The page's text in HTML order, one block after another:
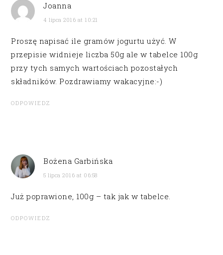
Joanna
4 lipca 2016 at 10:21
Proszę napisać ile gramów jogurtu użyć. W
przepisie widnieje liczba 50g ale w tabelce 100g
przy tych samych wartościach pozostałych
składników. Pozdrawiamy wakacyjne:-)
ODPOWIEDZ
Bożena Garbińska
5 lipca 2016 at 06:58
Już poprawione, 100g – tak jak w tabelce.
ODPOWIEDZ